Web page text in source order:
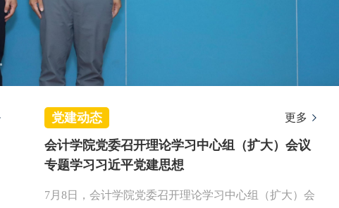
党建动态 更多
会计学院党委召开理论学习中心组（扩大）会议
专题学习习近平党建思想
7月8日，会计学院党委召开理论学习中心组（扩大）会